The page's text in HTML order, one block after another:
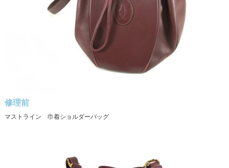
修理前
マストライン 巾着ショルダーバッグ